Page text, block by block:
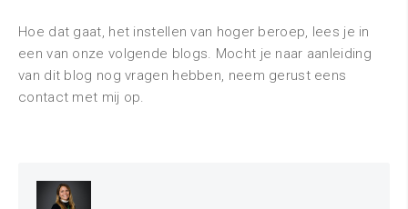
Hoe dat gaat, het instellen van hoger beroep, lees je in
een van onze volgende blogs. Mocht je naar aanleiding
van dit blog nog vragen hebben, neem gerust eens
contact met mij op.